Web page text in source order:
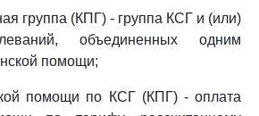
группа (КПГ) - группа КСГ и (или)
объединенных одним
помощи;
помощи по КСГ (КПГ) - оплата